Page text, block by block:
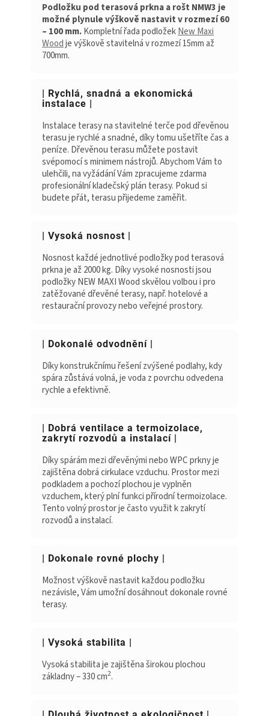
Podložku pod terasová prkna a rošt NMW3 je
možné plynule výškově nastavit v rozmezí 60
– 100 mm.Kompletní řada podložekNew Maxi
Woodje výškově stavitelná v rozmezí 15mm až
700mm.
| Rychlá, snadná a ekonomická
instalace |
Instalace terasy na stavitelné terče pod dřevěnou
terasu je rychlé a snadné, díky tomu ušetříte čas a
peníze. Dřevěnou terasu můžete postavit
svépomocí s minimem nástrojů. Abychom Vám to
ulehčili, na vyžádání Vám zpracujeme zdarma
profesionální kladečský plán terasy. Pokud si
budete přát, terasu přijedeme zaměřit.
| Vysoká nosnost |
Nosnost každé jednotlivé podložky pod terasová
prkna je až 2000 kg. Díky vysoké nosnosti jsou
podložky NEW MAXI Wood skvělou volbou i pro
zatěžované dřevěné terasy, např. hotelové a
restaurační provozy nebo veřejné prostory.
| Dokonalé odvodnění |
Díky konstrukčnímu řešení zvýšené podlahy, kdy
spára zůstává volná, je voda z povrchu odvedena
rychle a efektivně.
| Dobrá ventilace a termoizolace,
zakrytí rozvodů a instalací |
Díky spárám mezi dřevěnými nebo WPC prkny je
zajištěna dobrá cirkulace vzduchu. Prostor mezi
podkladem a pochozí plochou je vyplněn
vzduchem, který plní funkci přírodní termoizolace.
Tento volný prostor je často využit k zakrytí
rozvodů a instalací.
| Dokonale rovné plochy |
Možnost výškově nastavit každou podložku
nezávisle, Vám umožní dosáhnout dokonale rovné
terasy.
| Vysoká stabilita |
Vysoká stabilita je zajištěna širokou plochou
základny – 330 cm2.